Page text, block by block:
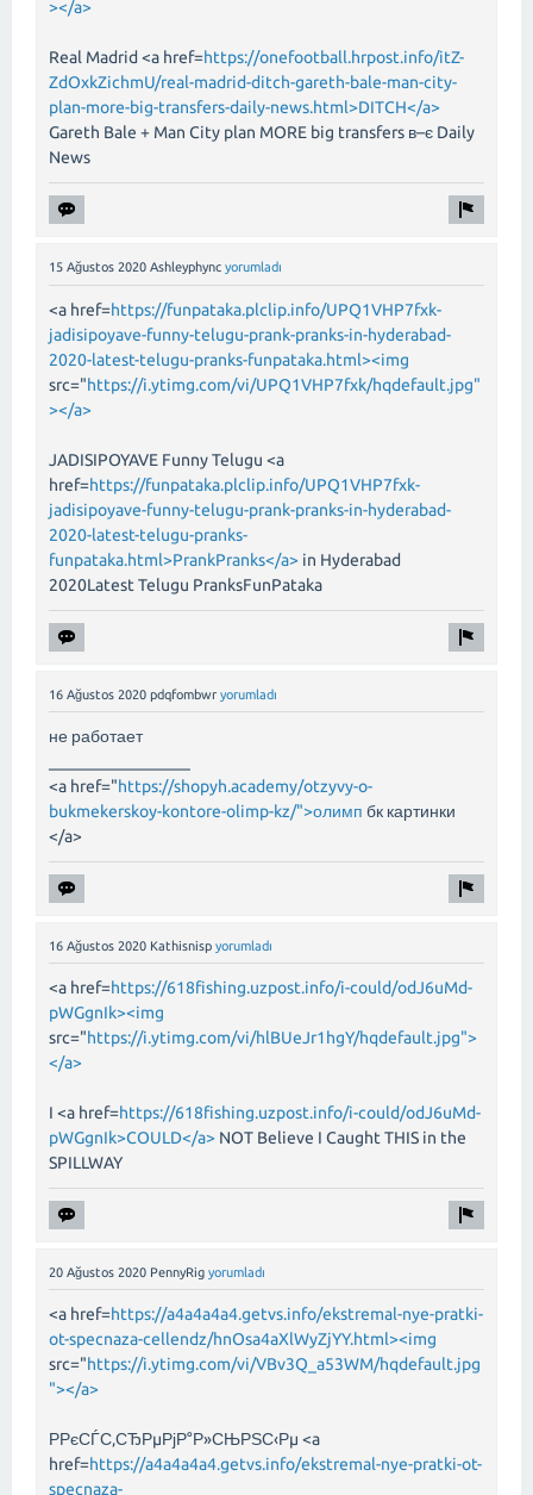
></a>
Real Madrid <a href=https://onefootball.hrpost.info/itZ-
ZdOxkZichmU/real-madrid-ditch-gareth-bale-man-city-
plan-more-big-transfers-daily-news.html>DITCH</a>
Gareth Bale + Man City plan MORE big transfers в–є Daily
News
15 Ağustos 2020 Ashleyphync yorumladı
<a href=https://funpataka.plclip.info/UPQ1VHP7fxk-
jadisipoyave-funny-telugu-prank-pranks-in-hyderabad-
2020-latest-telugu-pranks-funpataka.html><img
src="https://i.ytimg.com/vi/UPQ1VHP7fxk/hqdefault.jpg"
></a>
JADISIPOYAVE Funny Telugu <a
href=https://funpataka.plclip.info/UPQ1VHP7fxk-
jadisipoyave-funny-telugu-prank-pranks-in-hyderabad-
2020-latest-telugu-pranks-
funpataka.html>PrankPranks</a> in Hyderabad
2020Latest Telugu PranksFunPataka
16 Ağustos 2020 pdqfombwr yorumladı
не работает
<a href="https://shopyh.academy/otzyvy-o-
bukmekerskoy-kontore-olimp-kz/">олимп бк картинки
</a>
16 Ağustos 2020 Kathisnisp yorumladı
<a href=https://618fishing.uzpost.info/i-could/odJ6uMd-
pWGgnIk><img
src="https://i.ytimg.com/vi/hlBUeJr1hgY/hqdefault.jpg">
</a>
I <a href=https://618fishing.uzpost.info/i-could/odJ6uMd-
pWGgnIk>COULD</a> NOT Believe I Caught THIS in the
SPILLWAY
20 Ağustos 2020 PennyRig yorumladı
<a href=https://a4a4a4a4.getvs.info/ekstremal-nye-pratki-
ot-specnaza-cellendz/hnOsa4aXlWyZjYY.html><img
src="https://i.ytimg.com/vi/VBv3Q_a53WM/hqdefault.jpg
"></a>
Р­РєСЃС‚СЂРµРјР°Р»СЊРЅС‹Рµ <a
href=https://a4a4a4a4.getvs.info/ekstremal-nye-pratki-ot-
specnaza-